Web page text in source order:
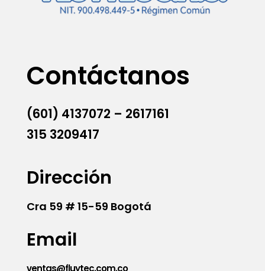
Contáctanos
(601) 4137072 – 2617161
315 3209417
Dirección
Cra 59 # 15-59 Bogotá
Email
ventas@fluytec.com.co